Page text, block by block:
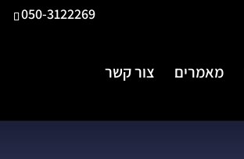
050-3122269
מאמרים צור קשר